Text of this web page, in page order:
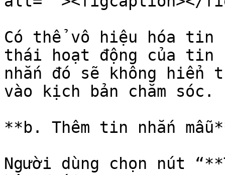
Có thể vô hiệu hóa tin
thái hoạt động của
nhắn đó sẽ không
vào kịch bản chăm sóc.
**b. Thêm tin nhắn
Người dùng chọn nút